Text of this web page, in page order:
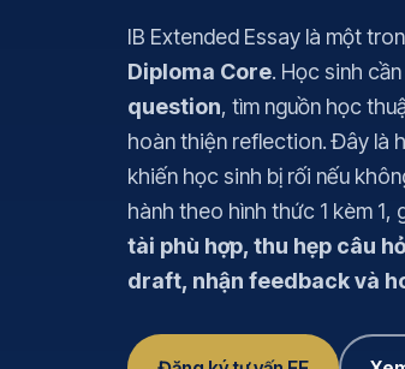
Add Math 0606
+7 môn khác
Xem tất cả 15 môn
IB Extended Essay là một
Diploma Core. Học sinh
question, tìm nguồn học
hoàn thiện reflection. Đây là
khiến học sinh bị rối nếu
hành theo hình thức 1 kèm 1,
tài phù hợp, thu hẹp câu
draft, nhận feedback và